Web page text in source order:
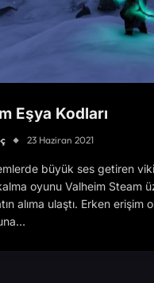
Eşya Kodları
23 Haziran 2021
büyük ses getiren
oyunu Valheim Steam
alıma ulaştı. Erken erişim